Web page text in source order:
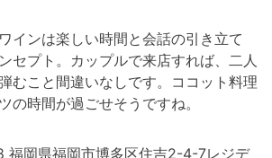
インは楽しい時間と会話の引き立て
セプト。カップルで来店すれば、二人
むこと間違いなしです。ココット料理
の時間が過ごせそうですね。
福岡県福岡市博多区住吉2-4-7レジデ